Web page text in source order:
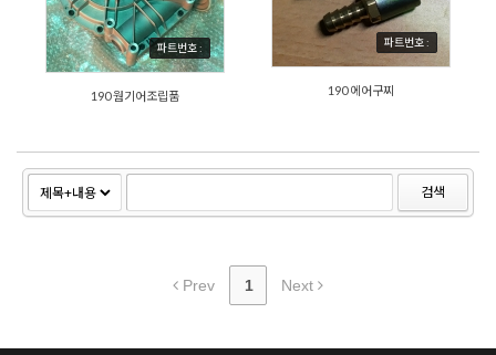
파트번호 :
190 웜기어조립품
파트번호 :
190 에어구찌
검색
Prev 1 Next